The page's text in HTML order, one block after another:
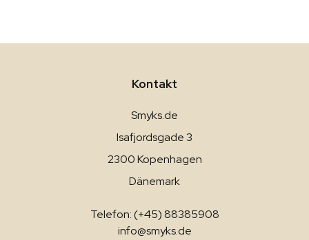
Kontakt
Smyks.de
Isafjordsgade 3
2300 Kopenhagen
Dänemark
Telefon: (+45) 88385908
info@smyks.de